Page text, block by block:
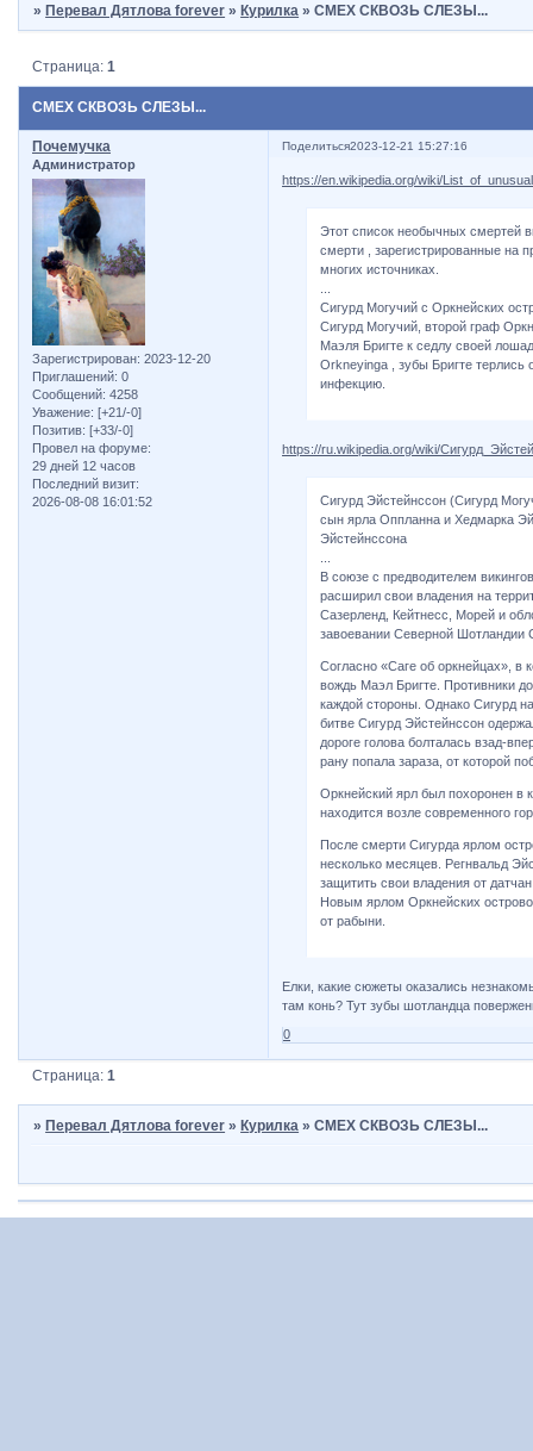
»Перевал Дятлова forever »Курилка »СМЕХ СКВОЗЬ СЛЕЗЫ...
СМЕХ СКВОЗЬ СЛЕЗЫ...
Страница:1
Поделиться2023-12-21 15:27:16
Почемучка
Администратор
Зарегистрирован: 2023-12-20
Приглашений: 0
Сообщений: 4258
Уважение: [+21/-0]
Позитив: [+33/-0]
Провел на форуме:
29 дней 12 часов
Последний визит:
2026-08-08 16:01:52
https://en.wikipedia.org/wiki/
Этот список необычных смертей
смерти , зарегистрированные на
многих источниках.
...
Сигурд Могучий с Оркнейских
Сигурд Могучий, второй граф
Маэля Бригте к седлу своей
Orkneyinga , зубы Бригте терлись
инфекцию.
https://ru.wikipedia.org/wiki/
Сигурд Эйстейнссон (Сигурд
сын ярла Оппланна и Хедмарка
Эйстейнссона
В союзе с предводителем
расширил свои владения на
Сазерленд, Кейтнесс, Морей и
завоевании Северной Шотландии
Согласно «Саге об оркнейцах», в
вождь Маэл Бригте. Противники
каждой стороны. Однако Сигурд
битве Сигурд Эйстейнссон
дороге голова болталась взад-
рану попала зараза, от которой
Оркнейский ярл был похоронен в
находится возле современного
После смерти Сигурда ярлом
несколько месяцев. Регнвальд
защитить свои владения от
Новым ярлом Оркнейских
от рабыни.
Елки, какие сюжеты оказались
там конь? Тут зубы шотландца
0
Страница:1
» Перевал Дятлова forever » Курилка »СМЕХ СКВОЗЬ СЛЕЗЫ...